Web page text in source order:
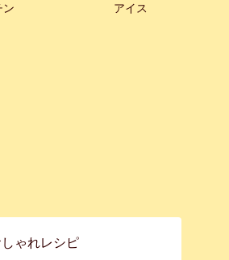
ン アイス
ゃれレシピ